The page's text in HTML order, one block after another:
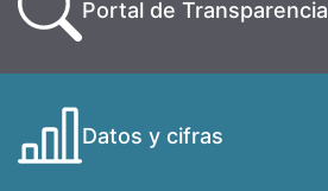
Portal de Transparencia
Datos y cifras